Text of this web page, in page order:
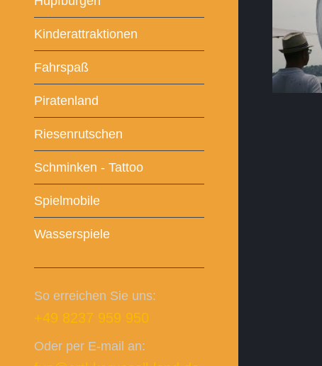
Kinderattraktionen
Fahrspaß
Piratenland
Riesenrutschen
Schminken - Tattoo
Spielmobile
Wasserspiele
So erreichen Sie uns:
+49 8237 959 950
Oder per E-mail an: